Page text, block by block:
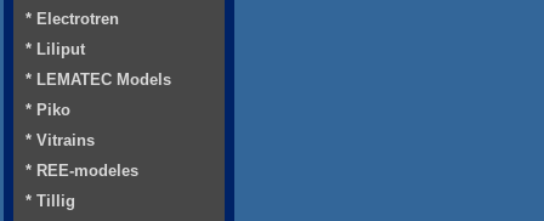
* Electrotren
* Liliput
* LEMATEC Models
* Piko
* Vitrains
* REE-modeles
* Tillig